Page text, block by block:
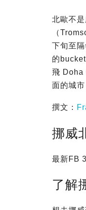
北歐不
（
下旬至
的
飛 Doha
面的城市
撰文：
挪威
最新FB
了解